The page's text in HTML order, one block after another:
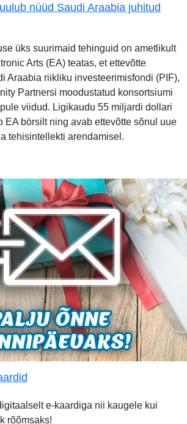
nüüd Saudi Araabia juhitud
üks suurimaid tehinguid on ametlikult
Arts (EA) teatas, et ettevõtte
Araabia riikliku investeerimisfondi (PIF),
Partnersi moodustatud konsortsiumi
viidud. Ligikaudu 55 miljardi dollari
EA börsilt ning avab ettevõtte sõnul uue
tehisintellekti arendamisel.
e-kaardiga nii kaugele kui
rõõmsaks!